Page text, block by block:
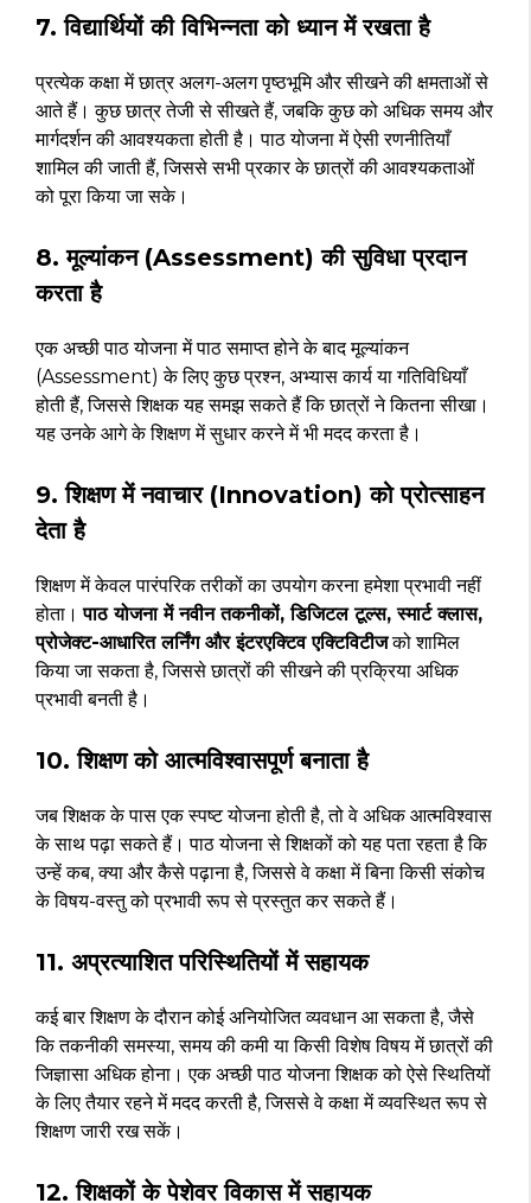
7. विद्यार्थियों की विभिन्नता को ध्यान में रखता है
प्रत्येक कक्षा में छात्र अलग-अलग पृष्ठभूमि और सीखने की क्षमताओं से
आते हैं। कुछ छात्र तेजी से सीखते हैं, जबकि कुछ को अधिक समय और
मार्गदर्शन की आवश्यकता होती है। पाठ योजना में ऐसी रणनीतियाँ
शामिल की जाती हैं, जिससे सभी प्रकार के छात्रों की आवश्यकताओं
को पूरा किया जा सके।
8. मूल्यांकन (Assessment) की सुविधा प्रदान
करता है
एक अच्छी पाठ योजना में पाठ समाप्त होने के बाद मूल्यांकन
(Assessment) के लिए कुछ प्रश्न, अभ्यास कार्य या गतिविधियाँ
होती हैं, जिससे शिक्षक यह समझ सकते हैं कि छात्रों ने कितना सीखा।
यह उनके आगे के शिक्षण में सुधार करने में भी मदद करता है।
9. शिक्षण में नवाचार (Innovation) को प्रोत्साहन
देता है
शिक्षण में केवल पारंपरिक तरीकों का उपयोग करना हमेशा प्रभावी नहीं
होता।पाठ योजना में नवीन तकनीकों, डिजिटल टूल्स, स्मार्ट क्लास,
प्रोजेक्ट-आधारित लर्निंग और इंटरएक्टिव एक्टिविटीजको शामिल
किया जा सकता है, जिससे छात्रों की सीखने की प्रक्रिया अधिक
प्रभावी बनती है।
10. शिक्षण को आत्मविश्वासपूर्ण बनाता है
जब शिक्षक के पास एक स्पष्ट योजना होती है, तो वे अधिक आत्मविश्वास
के साथ पढ़ा सकते हैं। पाठ योजना से शिक्षकों को यह पता रहता है कि
उन्हें कब, क्या और कैसे पढ़ाना है, जिससे वे कक्षा में बिना किसी संकोच
के विषय-वस्तु को प्रभावी रूप से प्रस्तुत कर सकते हैं।
11. अप्रत्याशित परिस्थितियों में सहायक
कई बार शिक्षण के दौरान कोई अनियोजित व्यवधान आ सकता है, जैसे
कि तकनीकी समस्या, समय की कमी या किसी विशेष विषय में छात्रों की
जिज्ञासा अधिक होना। एक अच्छी पाठ योजना शिक्षक को ऐसे स्थितियों
के लिए तैयार रहने में मदद करती है, जिससे वे कक्षा में व्यवस्थित रूप से
शिक्षण जारी रख सकें।
12. शिक्षकों के पेशेवर विकास में सहायक